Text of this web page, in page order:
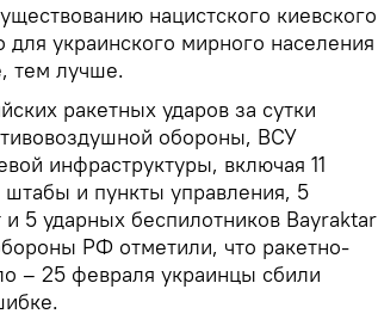
нацистского киевского
украинского мирного населения
тем лучше.
ракетных ударов за сутки
обороны, ВСУ
инфраструктуры, включая 11
и пункты управления, 5
5 ударных беспилотников Bayraktar
РФ отметили, что ракетно-
– 25 февраля украинцы сбили